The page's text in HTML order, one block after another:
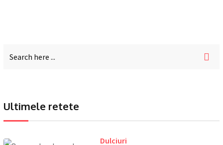
Ultimele retete
Dulciuri